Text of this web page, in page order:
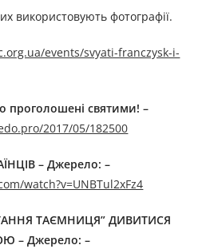
використовують фотографії.
events/svyati-franczysk-i-
проголошені святими! –
2017/05/182500
– Джерелo: –
watch?v=UNBTul2xFz4
ТАЄМНИЦЯ” ДИВИТИСЯ
– Джерелo: –